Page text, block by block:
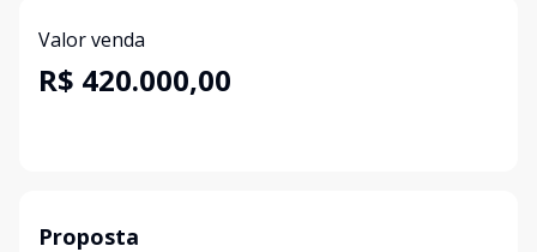
Valor venda
R$ 420.000,00
Proposta